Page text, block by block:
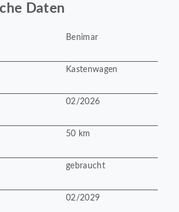
Daten
Benimar
Kastenwagen
02/2026
50 km
gebraucht
02/2029